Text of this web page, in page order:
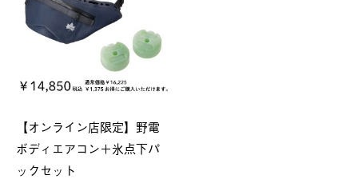
【オンライン店限定】野電
ボディエアコン＋氷点下パ
ックセット